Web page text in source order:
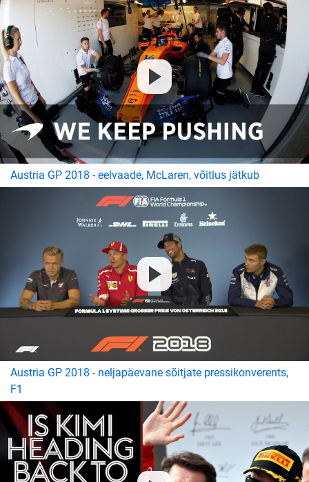
Austria GP 2018 - eelvaade, McLaren, võitlus jätkub
Austria GP 2018 - neljapäevane sõitjate pressikonverents,
F1